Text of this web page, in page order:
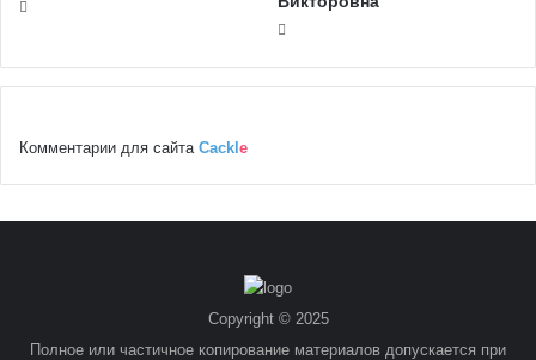
Комментарии для сайта Cackl e
Copyright © 2025
Полное или частичное копирование материалов допускается при